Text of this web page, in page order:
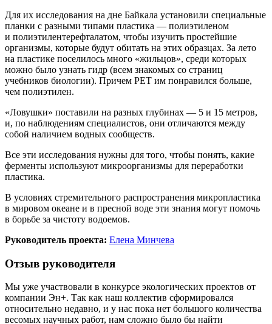
Для их исследования на дне Байкала установили специальные
планки с разными типами пластика — полиэтиленом
и полиэтилентерефталатом, чтобы изучить простейшие
организмы, которые будут обитать на этих образцах. За лето
на пластике поселилось много «жильцов», среди которых
можно было узнать гидр (всем знакомых со страниц
учебников биологии). Причем PET им понравился больше,
чем полиэтилен.
«Ловушки» поставили на разных глубинах — 5 и 15 метров,
и, по наблюдениям специалистов, они отличаются между
собой наличием водных сообществ.
Все эти исследования нужны для того, чтобы понять, какие
ферменты используют микроорганизмы для переработки
пластика.
В условиях стремительного распространения микропластика
в мировом океане и в пресной воде эти знания могут помочь
в борьбе за чистоту водоемов.
Руководитель проекта: Елена Минчева
Отзыв руководителя
Мы уже участвовали в конкурсе экологических проектов от
компании Эн+. Так как наш коллектив сформировался
относительно недавно, и у нас пока нет большого количества
весомых научных работ, нам сложно было бы найти